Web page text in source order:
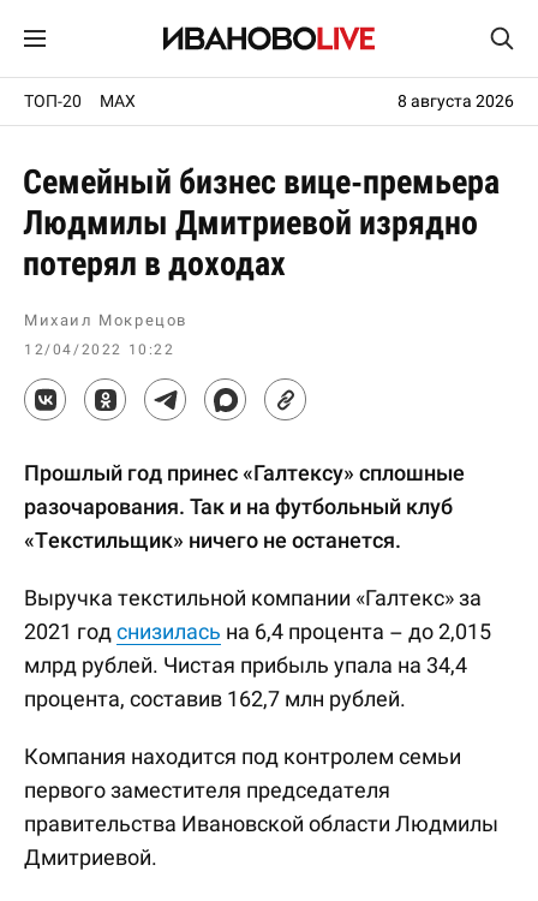
ТОП-20 MAX 8 августа 2026
Семейный бизнес вице-премьера
Людмилы Дмитриевой изрядно
потерял в доходах
Михаил Мокрецов
12/04/2022 10:22
Прошлый год принес «Галтексу» сплошные
разочарования. Так и на футбольный клуб
«Текстильщик» ничего не останется.
Выручка текстильной компании «Галтекс» за
2021 год снизилась на 6,4 процента – до 2,015
млрд рублей. Чистая прибыль упала на 34,4
процента, составив 162,7 млн рублей.
Компания находится под контролем семьи
первого заместителя председателя
правительства Ивановской области Людмилы
Дмитриевой.